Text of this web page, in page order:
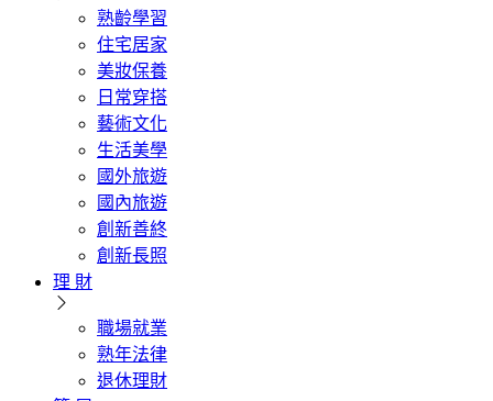
熟齡學習
住宅居家
美妝保養
日常穿搭
藝術文化
生活美學
國外旅遊
國內旅遊
創新善終
創新長照
理 財
職場就業
熟年法律
退休理財